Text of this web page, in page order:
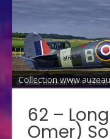
Collection
62 –
Omer)